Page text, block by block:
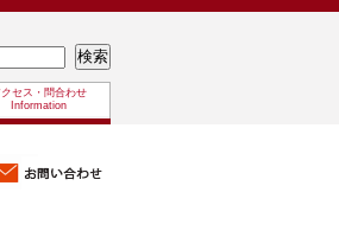
クセス・問合わせ
Information